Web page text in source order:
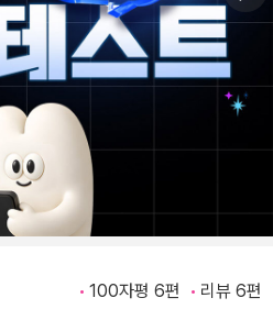
100자평 6편 리뷰 6편